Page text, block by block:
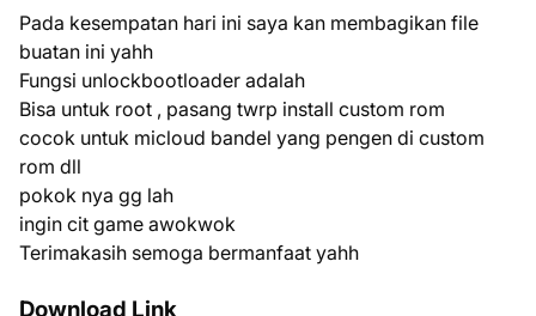
Pada kesempatan hari ini saya kan membagikan file
buatan ini yahh
Fungsi unlockbootloader adalah
Bisa untuk root , pasang twrp install custom rom
cocok untuk micloud bandel yang pengen di custom
rom dll
pokok nya gg lah
ingin cit game awokwok
Terimakasih semoga bermanfaat yahh
Download Link